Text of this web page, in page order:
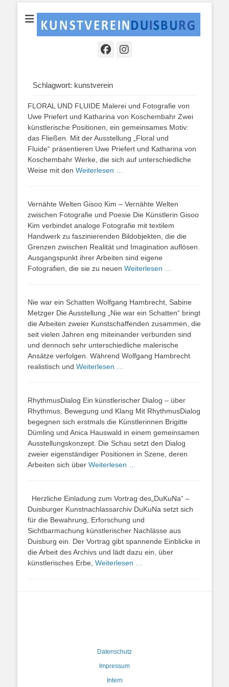
mit der lokalen und überregionalen Kunstszene.
Schlagwort: kunstverein
FLORAL UND FLUIDE Malerei und Fotografie von
Uwe Priefert und Katharina von Koschembahr Zwei
künstlerische Positionen, ein gemeinsames Motiv:
das Fließen. Mit der Ausstellung „Floral und
Fluide“ präsentieren Uwe Priefert und Katharina von
Koschembahr Werke, die sich auf unterschiedliche
Weise mit den Weiterlesen …
Vernähte Welten Gisoo Kim – Vernähte Welten
zwischen Fotografie und Poesie Die Künstlerin Gisoo
Kim verbindet analoge Fotografie mit textilem
Handwerk zu faszinierenden Bildobjekten, die die
Grenzen zwischen Realität und Imagination auflösen.
Ausgangspunkt ihrer Arbeiten sind eigene
Fotografien, die sie zu neuen Weiterlesen …
Nie war ein Schatten Wolfgang Hambrecht, Sabine
Metzger Die Ausstellung „Nie war ein Schatten“ bringt
die Arbeiten zweier Kunstschaffenden zusammen, die
seit vielen Jahren eng miteinander verbunden sind
und dennoch sehr unterschiedliche malerische
Ansätze verfolgen. Während Wolfgang Hambrecht
realistisch und Weiterlesen …
RhythmusDialog Ein künstlerischer Dialog – über
Rhythmus, Bewegung und Klang Mit RhythmusDialog
begegnen sich erstmals die Künstlerinnen Brigitte
Dümling und Anica Hauswald in einem gemeinsamen
Ausstellungskonzept. Die Schau setzt den Dialog
zweier eigenständiger Positionen in Szene, deren
Arbeiten sich über Weiterlesen …
Herzliche Einladung zum Vortrag des„DuKuNa“ –
Duisburger Kunstnachlassarchiv DuKuNa setzt sich
für die Bewahrung, Erforschung und
Sichtbarmachung künstlerischer Nachlässe aus
Duisburg ein. Der Vortrag gibt spannende Einblicke in
die Arbeit des Archivs und lädt dazu ein, über
künstlerisches Erbe, Weiterlesen …
Datenschutz
Impressum
Intern